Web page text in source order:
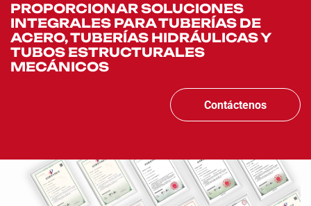
PROPORCIONAR SOLUCIONES
INTEGRALES PARA TUBERÍAS DE
ACERO, TUBERÍAS HIDRÁULICAS Y
TUBOS ESTRUCTURALES
MECÁNICOS
Contáctenos